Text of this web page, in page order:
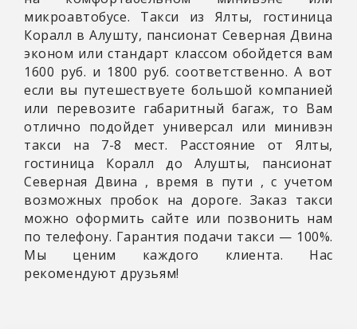
микроавтобусе. Такси из Ялты, гостиница
Коралл в Алушту, пансионат Северная Двина
эконом или стандарт классом обойдется вам
1600 руб. и 1800 руб. соответственно. А вот
если вы путешествуете большой компанией
или перевозите габаритный багаж, то Вам
отлично подойдет универсал или минивэн
такси на 7-8 мест. Расстояние от Ялты,
гостиница Коралл до Алушты, пансионат
Северная Двина , время в пути , с учетом
возможных пробок на дороге. Заказ такси
можно оформить сайте или позвонить нам
по телефону. Гарантия подачи такси — 100%.
Мы ценим каждого клиента. Нас
рекомендуют друзьям!